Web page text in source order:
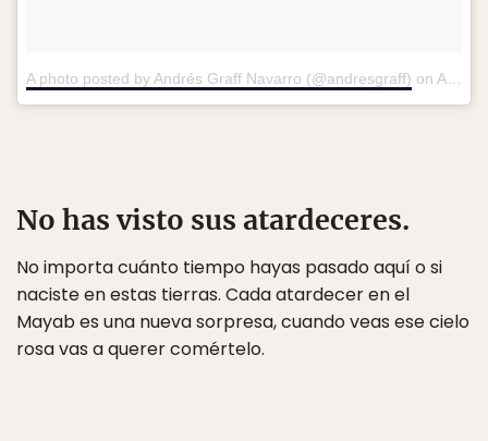
A photo posted by Andrés Graff Navarro (@andresgraff) on Aug 7, 2016 at 2:28pm PDT
No has visto sus atardeceres.
No importa cuánto tiempo hayas pasado aquí o si
naciste en estas tierras. Cada atardecer en el
Mayab es una nueva sorpresa, cuando veas ese cielo
rosa vas a querer comértelo.